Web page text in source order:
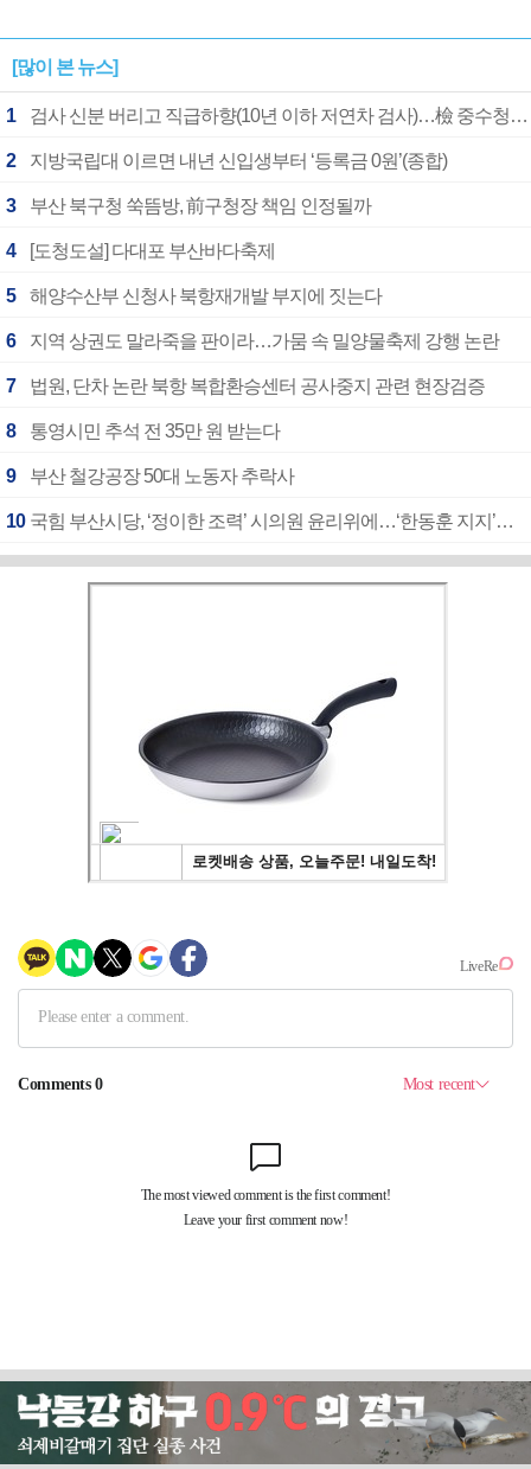
[많이 본 뉴스]
1 검사 신분 버리고 직급하향(10년 이하 저연차 검사)…檢 중수청행 기피
2 지방국립대 이르면 내년 신입생부터 ‘등록금 0원’(종합)
3 부산 북구청 쑥뜸방, 前구청장 책임 인정될까
4 [도청도설] 다대포 부산바다축제
5 해양수산부 신청사 북항재개발 부지에 짓는다
6 지역 상권도 말라죽을 판이라…가뭄 속 밀양물축제 강행 논란
7 법원, 단차 논란 북항 복합환승센터 공사중지 관련 현장검증
8 통영시민 추석 전 35만 원 받는다
9 부산 철강공장 50대 노동자 추락사
10 국힘 부산시당, ‘정이한 조력’ 시의원 윤리위에…‘한동훈 지지’도 신고접수